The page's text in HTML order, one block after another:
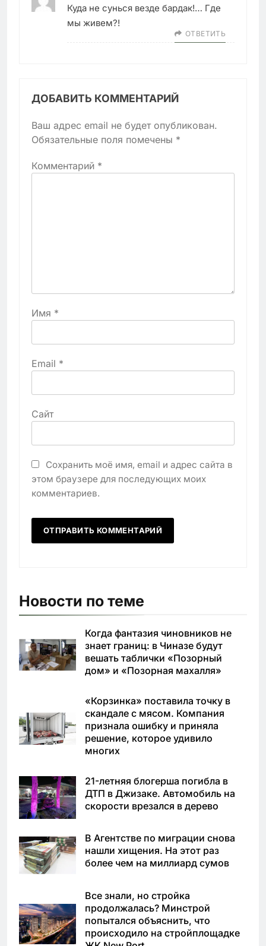
Куда не сунься везде бардак!… Где
мы живем?!
ОТВЕТИТЬ
ДОБАВИТЬ КОММЕНТАРИЙ
Ваш адрес email не будет опубликован.
Обязательные поля помечены *
Комментарий *
Имя *
Email *
Сайт
Сохранить моё имя, email и адрес сайта в
этом браузере для последующих моих
комментариев.
Новости по теме
Когда фантазия чиновников не
знает границ: в Чиназе будут
вешать таблички «Позорный
дом» и «Позорная махалля»
«Корзинка» поставила точку в
скандале с мясом. Компания
признала ошибку и приняла
решение, которое удивило
многих
21-летняя блогерша погибла в
ДТП в Джизаке. Автомобиль на
скорости врезался в дерево
В Агентстве по миграции снова
нашли хищения. На этот раз
более чем на миллиард сумов
Все знали, но стройка
продолжалась? Минстрой
попытался объяснить, что
происходило на стройплощадке